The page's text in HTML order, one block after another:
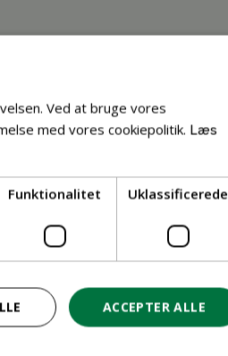
Ved at bruge vores
med vores cookiepolitik. Læs
Funktionalitet Uklassificerede
ACCEPTER ALLE